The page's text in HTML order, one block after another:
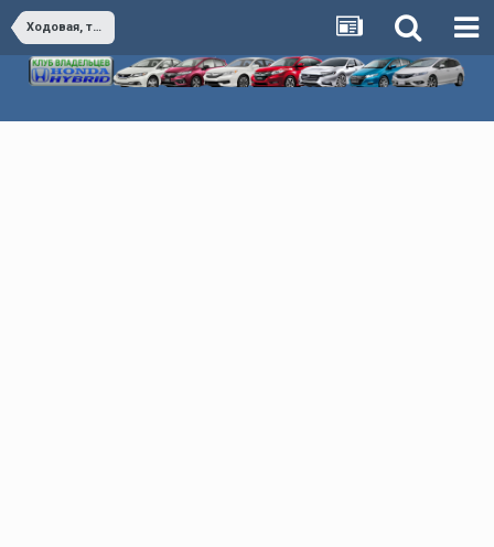
Ходовая, тормоза, управление